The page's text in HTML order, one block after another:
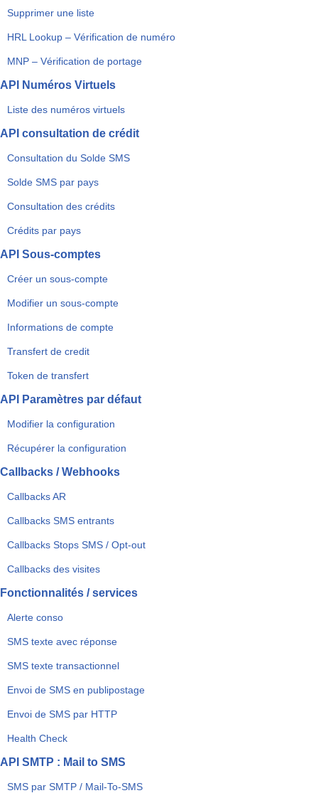
Supprimer une liste
HRL Lookup – Vérification de numéro
MNP – Vérification de portage
API Numéros Virtuels
Liste des numéros virtuels
API consultation de crédit
Consultation du Solde SMS
Solde SMS par pays
Consultation des crédits
Crédits par pays
API Sous-comptes
Créer un sous-compte
Modifier un sous-compte
Informations de compte
Transfert de credit
Token de transfert
API Paramètres par défaut
Modifier la configuration
Récupérer la configuration
Callbacks / Webhooks
Callbacks AR
Callbacks SMS entrants
Callbacks Stops SMS / Opt-out
Callbacks des visites
Fonctionnalités / services
Alerte conso
SMS texte avec réponse
SMS texte transactionnel
Envoi de SMS en publipostage
Envoi de SMS par HTTP
Health Check
API SMTP : Mail to SMS
SMS par SMTP / Mail-To-SMS